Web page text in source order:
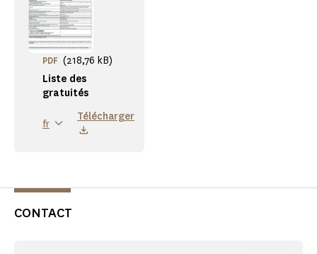
Liste des
gratuités
PDF (218,76 kB)
fr
Télécharger
CONTACT